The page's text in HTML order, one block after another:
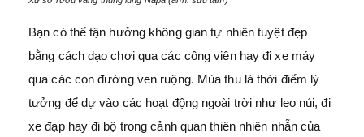
Bạn có thể tận hưởng không gian tự nhiên tuyệt đẹp
bằng cách dạo chơi qua các công viên hay đi xe máy
qua các con đường ven ruộng. Mùa thu là thời điểm lý
tưởng để dự vào các hoạt động ngoài trời như leo núi, đi
xe đạp hay đi bộ trong cảnh quan thiên nhiên nhẵn của